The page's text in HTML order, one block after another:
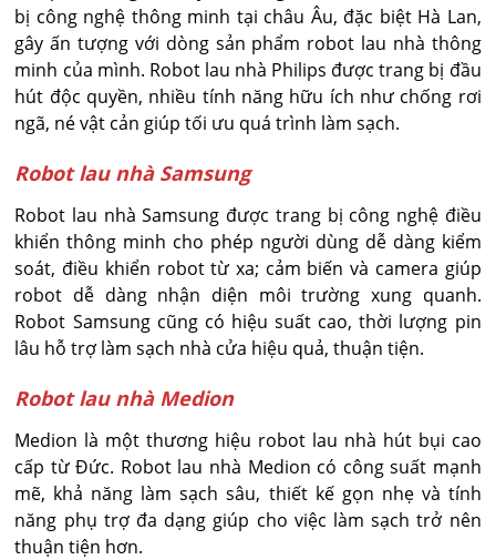
bị công nghệ thông minh tại châu Âu, đặc biệt Hà Lan,
gây ấn tượng với dòng sản phẩm robot lau nhà thông
minh của mình. Robot lau nhà Philips được trang bị đầu
hút độc quyền, nhiều tính năng hữu ích như chống rơi
ngã, né vật cản giúp tối ưu quá trình làm sạch.
Robot lau nhà Samsung
Robot lau nhà Samsung được trang bị công nghệ điều
khiển thông minh cho phép người dùng dễ dàng kiểm
soát, điều khiển robot từ xa; cảm biến và camera giúp
robot dễ dàng nhận diện môi trường xung quanh.
Robot Samsung cũng có hiệu suất cao, thời lượng pin
lâu hỗ trợ làm sạch nhà cửa hiệu quả, thuận tiện.
Robot lau nhà Medion
Medion là một thương hiệu robot lau nhà hút bụi cao
cấp từ Đức. Robot lau nhà Medion có công suất mạnh
mẽ, khả năng làm sạch sâu, thiết kế gọn nhẹ và tính
năng phụ trợ đa dạng giúp cho việc làm sạch trở nên
thuận tiện hơn.